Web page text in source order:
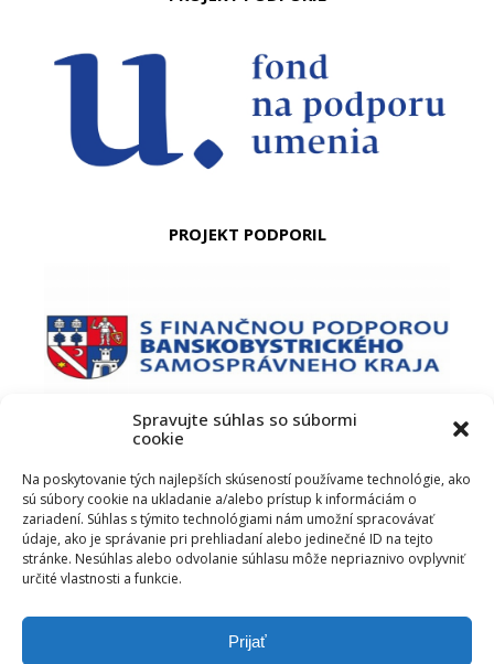
Spravujte súhlas so súbormi
cookie
Na poskytovanie tých najlepších skúseností používame technológie, ako
sú súbory cookie na ukladanie a/alebo prístup k informáciám o
zariadení. Súhlas s týmito technológiami nám umožní spracovávať
údaje, ako je správanie pri prehliadaní alebo jedinečné ID na tejto
stránke. Nesúhlas alebo odvolanie súhlasu môže nepriaznivo ovplyvniť
určité vlastnosti a funkcie.
Prijať
PROJEKT PODPORIL
PODUJATIE PODPORIL